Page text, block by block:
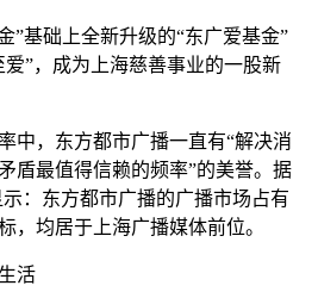
”基础上全新升级的“东广爱基金”
爱”，成为上海慈善事业的一股新
中，东方都市广播一直有“解决消
盾最值得信赖的频率”的美誉。据
：东方都市广播的广播市场占有
，均居于上海广播媒体前位。
活